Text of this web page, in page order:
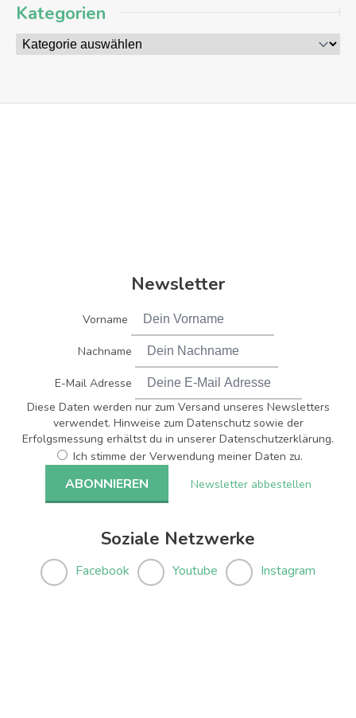
Kategorien
Newsletter
Vorname
Nachname
E-Mail Adresse
Diese Daten werden nur zum Versand unseres Newsletters
verwendet. Hinweise zum Datenschutz sowie der
Erfolgsmessung erhältst du in unserer Datenschutzerklärung.
Ich stimme der Verwendung meiner Daten zu.
Newsletter abbestellen
Soziale Netzwerke
Facebook Youtube Instagram